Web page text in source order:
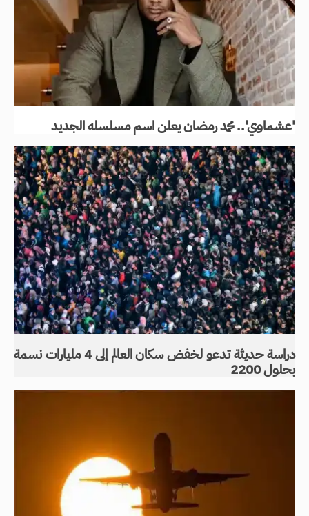
'عشماوي'.. محمد رمضان يعلن اسم مسلسله الجديد
دراسة حديثة تدعو لخفض سكان العالم إلى 4 مليارات نسمة
بحلول 2200